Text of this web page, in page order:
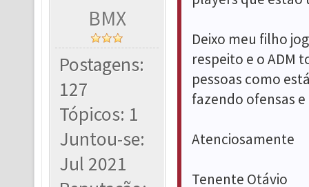
BMX
Postagens:
127
Tópicos: 1
Juntou-se:
Jul 2021
Deixo meu filho
respeito e o ADM
pessoas como
fazendo ofensas
Atenciosamente
Tenente Otávio